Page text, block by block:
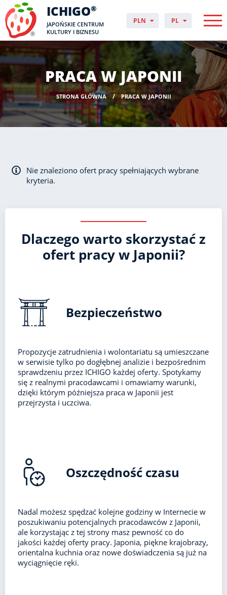
ICHIGO®
JAPOŃSKIE CENTRUM
KULTURY I BIZNESU
PLN
USD
CHF
DKK
NOK
SEK
HUF
PL
DA
DE
EN
ES
FR
HR
HU
PT
SV
PRACA W JAPONII
STRONA GŁÓWNA PRACA W JAPONII
Nie znaleziono ofert pracy spełniających wybrane
kryteria.
Dlaczego warto skorzystać z
ofert pracy w Japonii?
Bezpieczeństwo
Propozycje zatrudnienia i wolontariatu są umieszczane
w serwisie tylko po dogłębnej analizie i bezpośrednim
sprawdzeniu przez ICHIGO każdej oferty. Spotykamy
się z realnymi pracodawcami i omawiamy warunki,
dzięki którym późniejsza praca w Japonii jest
przejrzysta i uczciwa.
Oszczędność czasu
Nadal możesz spędzać kolejne godziny w Internecie w
poszukiwaniu potencjalnych pracodawców z Japonii,
ale korzystając z tej strony masz pewność co do
jakości każdej oferty pracy. Japonia, piękne krajobrazy,
orientalna kuchnia oraz nowe doświadczenia są już na
wyciągnięcie ręki.